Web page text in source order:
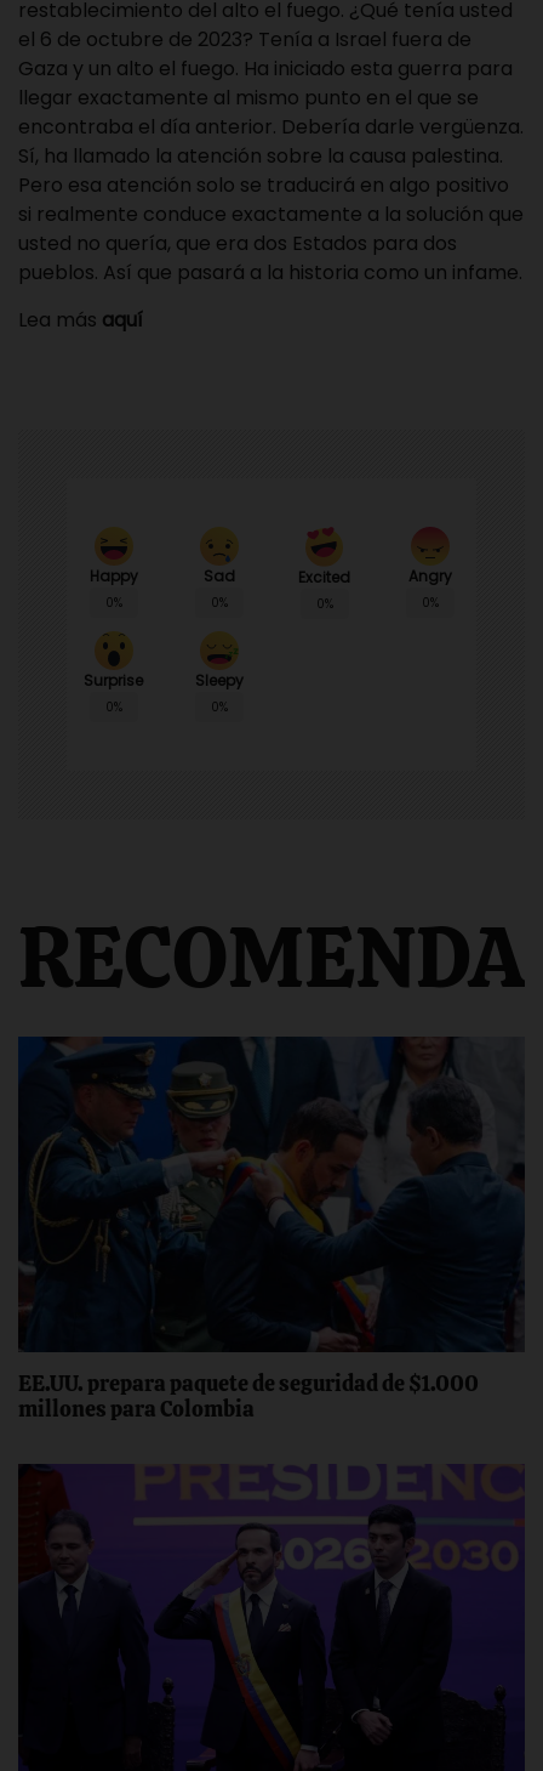
restablecimiento del alto el fuego. ¿Qué tenía usted
el 6 de octubre de 2023? Tenía a Israel fuera de
Gaza y un alto el fuego. Ha iniciado esta guerra para
llegar exactamente al mismo punto en el que se
encontraba el día anterior. Debería darle vergüenza.
Sí, ha llamado la atención sobre la causa palestina.
Pero esa atención solo se traducirá en algo positivo
si realmente conduce exactamente a la solución que
usted no quería, que era dos Estados para dos
pueblos. Así que pasará a la historia como un infame.
Lea más aquí
Happy
0%
Sad
0%
Excited
0%
Angry
0%
Surprise
0%
Sleepy
0%
EE.UU. prepara paquete de seguridad de $1.000
millones para Colombia